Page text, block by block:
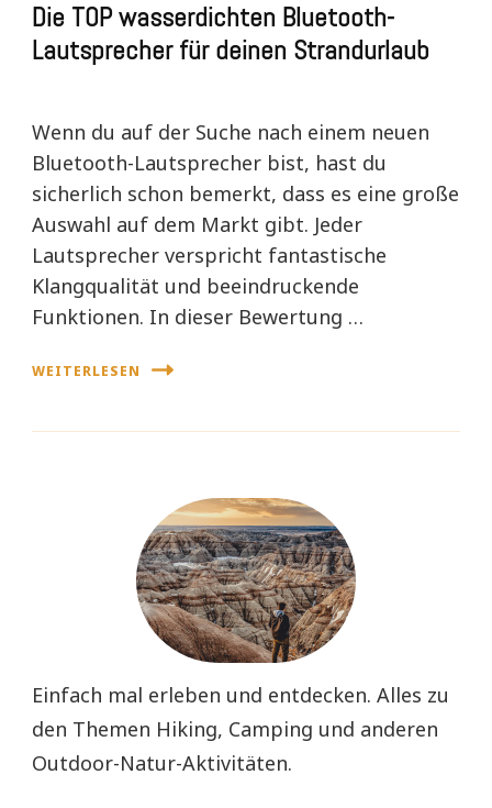
Die TOP wasserdichten Bluetooth-
Lautsprecher für deinen Strandurlaub
Wenn du auf der Suche nach einem neuen
Bluetooth-Lautsprecher bist, hast du
sicherlich schon bemerkt, dass es eine große
Auswahl auf dem Markt gibt. Jeder
Lautsprecher verspricht fantastische
Klangqualität und beeindruckende
Funktionen. In dieser Bewertung …
WEITERLESEN
Einfach mal erleben und entdecken. Alles zu
den Themen Hiking, Camping und anderen
Outdoor-Natur-Aktivitäten.